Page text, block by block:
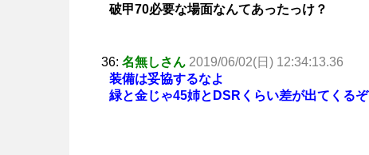
破甲70必要な場面なんてあったっけ？
36: 名無しさん 2019/06/02(日) 12:34:13.36
装備は妥協するなよ
緑と金じゃ45姉とDSRくらい差が出てくるぞ